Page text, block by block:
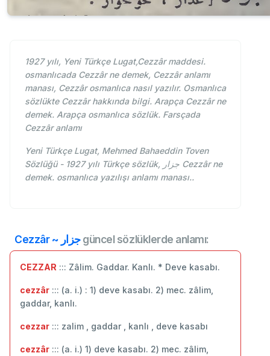
1927 yılı, Yeni Türkçe Lugat,Cezzâr maddesi.
osmanlıcada Cezzâr ne demek, Cezzâr anlamı
manası, Cezzâr osmanlıca nasıl yazılır. Osmanlıca
sözlükte Cezzâr hakkında bilgi. Arapça Cezzâr ne
demek. Arapça osmanlıca sözlük. Farsçada
Cezzâr anlamı
Yeni Türkçe Lugat, Mehmed Bahaeddin Toven
Sözlüğü - 1927 yılı Türkçe sözlük, جزار Cezzâr ne
demek. osmanlıca yazılışı anlamı manası..
Cezzâr ~ جزارgüncel sözlüklerde anlamı:
CEZZAR ::: Zâlim. Gaddar. Kanlı. * Deve kasabı.
cezzâr ::: (a. i.) : 1) deve kasabı. 2) mec. zâlim,
gaddar, kanlı.
cezzar ::: zalim , gaddar , kanlı , deve kasabı
cezzâr ::: (a. i.) 1) deve kasabı. 2) mec. zâlim,